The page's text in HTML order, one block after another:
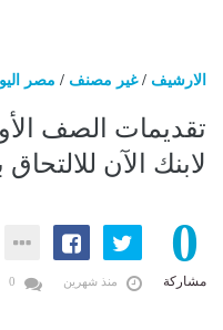
الارشيف /غير مصنف / مصر
تقديمات الصف
لابنك الآن للالتحاق
0
مشاركة منذ شهرين